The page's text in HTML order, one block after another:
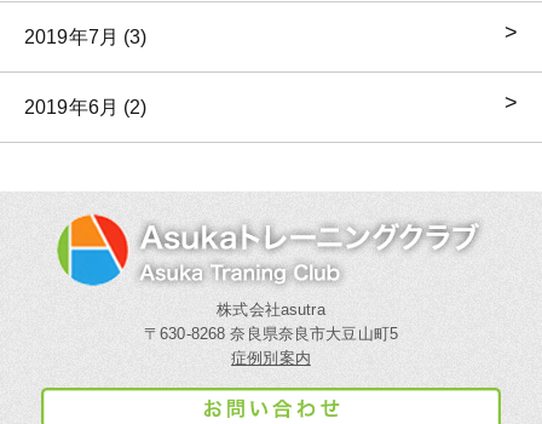
2019年7月 (3)
2019年6月 (2)
株式会社asutra
〒630-8268 奈良県奈良市大豆山町5
症例別案内